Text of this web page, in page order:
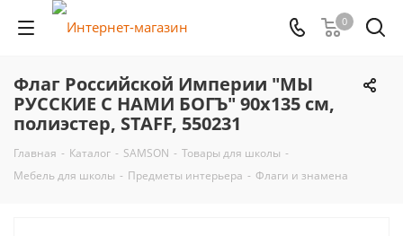
0
Флаг Российской Империи "МЫ
РУССКИЕ С НАМИ БОГЪ" 90х135 см,
полиэстер, STAFF, 550231
Главная - Каталог - SAMSON - Товары для школы -
Мебель для школы - Предметы интерьера - Флаги и знамена